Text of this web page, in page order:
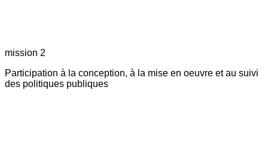
mission 2
Participation à la conception, à la mise en oeuvre et au suivi
des politiques publiques